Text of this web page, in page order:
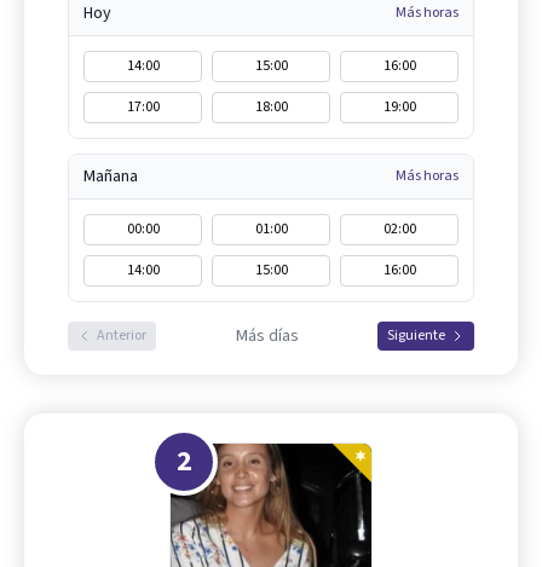
Hoy Más horas
14:00 15:00
16:00
17:00
18:00 19:00
Mañana Más horas
00:00 01:00
02:00
14:00
15:00 16:00
Anterior Más días Siguiente
2